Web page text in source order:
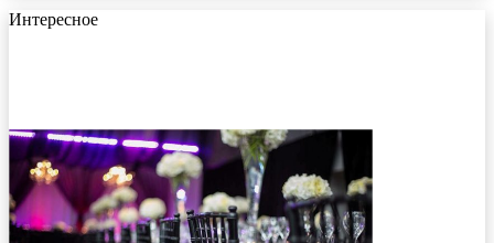
Интересное